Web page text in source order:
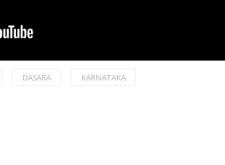
DASARA KARNATAKA